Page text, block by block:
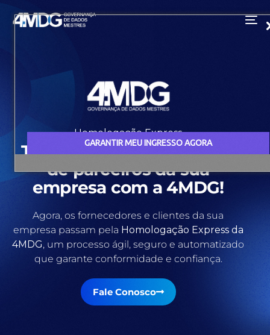
GARANTIR MEU INGRESSO AGORA
Homologação Express
Terceirize a homologação
de parceiros da sua
empresa com a 4MDG!
Agora, os fornecedores e clientes da sua
empresa passam pela Homologação Express da
4MDG, um processo ágil, seguro e automatizado
que garante conformidade e confiança.
Fale Conosco